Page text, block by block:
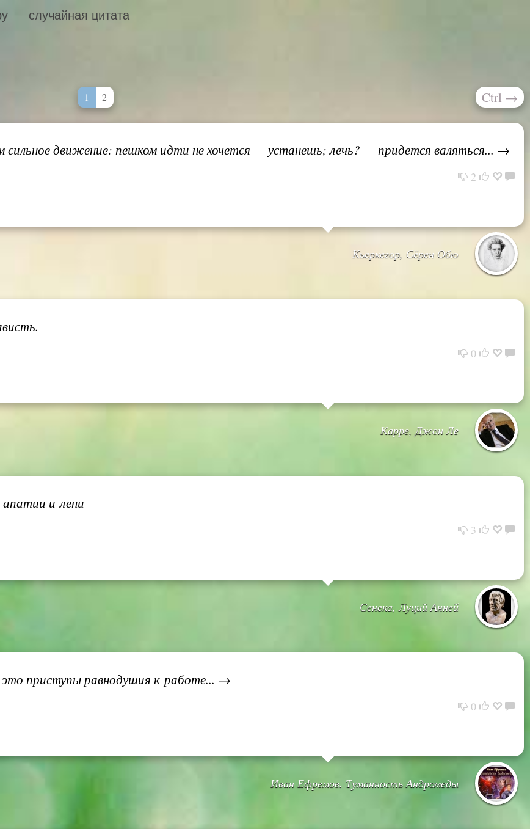
случайная цитата
1 2 Ctrl →
сильное движение: пешком идти не хочется — устанешь; лечь? — придется валяться... →
2
Кьеркегор, Сёрен Обю
0
Карре, Джон Ле
и лени
3
Сенека, Луций Анней
это приступы равнодушия к работе... →
0
Иван Ефремов. Туманность Андромеды